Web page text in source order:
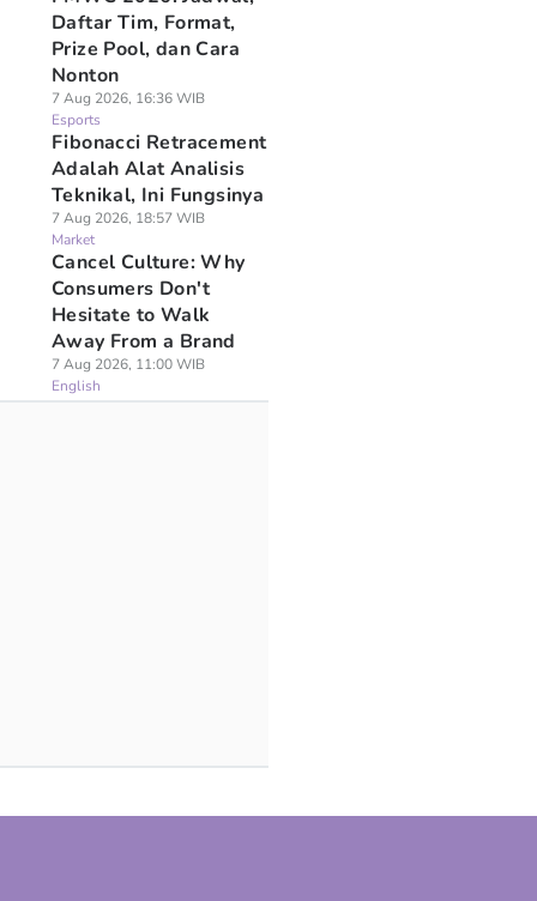
Daftar Tim, Format,
Prize Pool, dan Cara
Nonton
7 Aug 2026, 16:36 WIB
Esports
Fibonacci Retracement
Adalah Alat Analisis
Teknikal, Ini Fungsinya
7 Aug 2026, 18:57 WIB
Market
Cancel Culture: Why
Consumers Don't
Hesitate to Walk
Away From a Brand
7 Aug 2026, 11:00 WIB
English